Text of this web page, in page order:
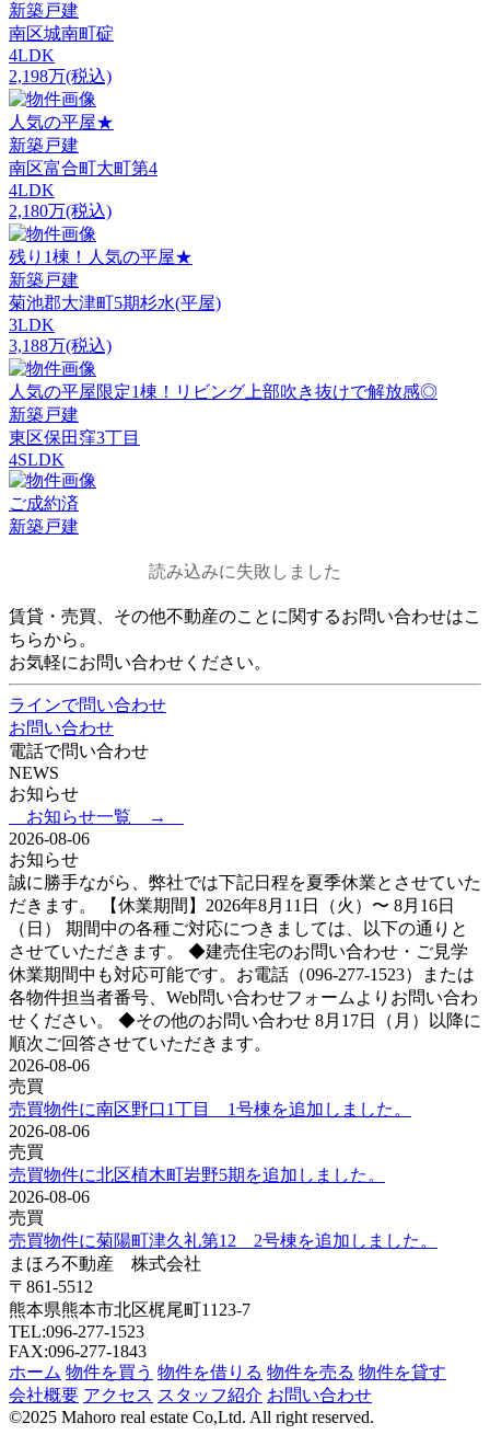
新築戸建
南区城南町碇
4LDK
2,198万(税込)
人気の平屋★
新築戸建
南区富合町大町第4
4LDK
2,180万(税込)
残り1棟！人気の平屋★
新築戸建
菊池郡大津町5期杉水(平屋)
3LDK
3,188万(税込)
人気の平屋限定1棟！リビング上部吹き抜けで解放感◎
新築戸建
東区保田窪3丁目
4SLDK
ご成約済
新築戸建
読み込みに失敗しました
賃貸・売買、その他不動産のことに関するお問い合わせはこ
ちらから。
お気軽にお問い合わせください。
ラインで問い合わせ
お問い合わせ
電話で問い合わせ
NEWS
お知らせ
お知らせ一覧 →
2026-08-06
お知らせ
誠に勝手ながら、弊社では下記日程を夏季休業とさせていた
だきます。 【休業期間】2026年8月11日（火）〜 8月16日
（日） 期間中の各種ご対応につきましては、以下の通りと
させていただきます。 ◆建売住宅のお問い合わせ・ご見学
休業期間中も対応可能です。お電話（096-277-1523）または
各物件担当者番号、Web問い合わせフォームよりお問い合わ
せください。 ◆その他のお問い合わせ 8月17日（月）以降に
順次ご回答させていただきます。
2026-08-06
売買
売買物件に南区野口1丁目 1号棟を追加しました。
2026-08-06
売買
売買物件に北区植木町岩野5期を追加しました。
2026-08-06
売買
売買物件に菊陽町津久礼第12 2号棟を追加しました。
まほろ不動産 株式会社
〒861-5512
熊本県熊本市北区梶尾町1123-7
TEL:096-277-1523
FAX:096-277-1843
ホーム 物件を買う 物件を借りる 物件を売る 物件を貸す
会社概要 アクセス スタッフ紹介 お問い合わせ
©2025 Mahoro real estate Co,Ltd. All right reserved.